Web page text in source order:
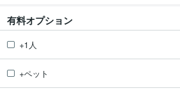
有料オプション
+1人
+ペット